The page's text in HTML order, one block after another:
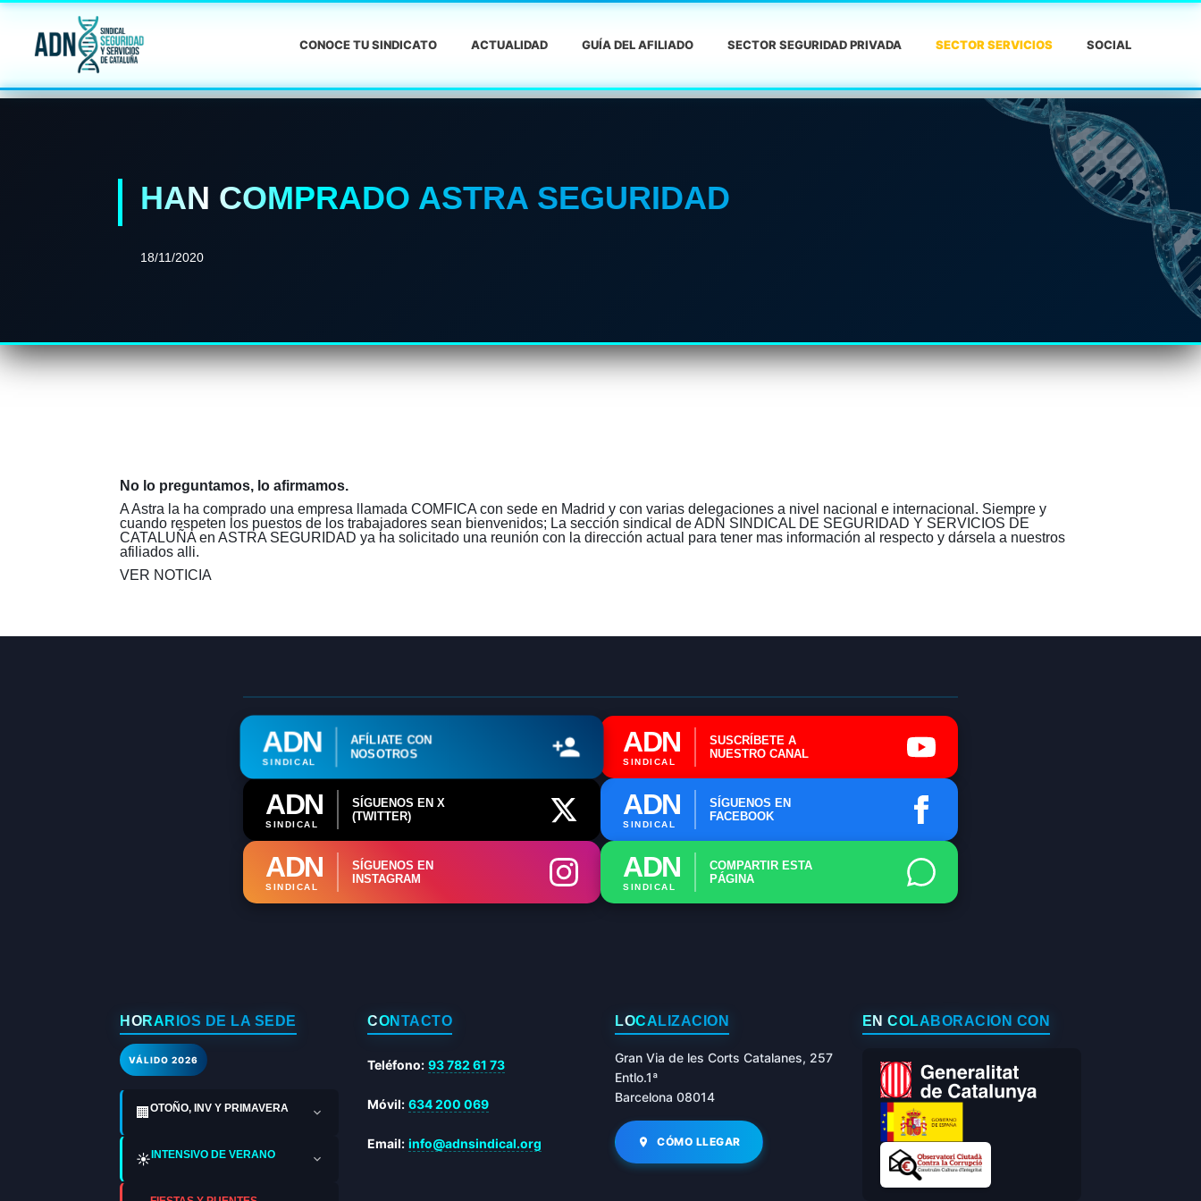
CONOCE TU SINDICATO ACTUALIDAD GUÍA DEL AFILIADO SECTOR SEGURIDAD PRIVADA SECTOR SERVICIOS SOCIAL
HAN COMPRADO ASTRA SEGURIDAD
18/11/2020
No lo preguntamos, lo afirmamos.
A Astra la ha comprado una empresa llamada COMFICA con sede en Madrid y con varias delegaciones a nivel nacional e internacional. Siempre y
cuando respeten los puestos de los trabajadores sean bienvenidos; La sección sindical de ADN SINDICAL DE SEGURIDAD Y SERVICIOS DE
CATALUÑA en ASTRA SEGURIDAD ya ha solicitado una reunión con la dirección actual para tener mas información al respecto y dársela a nuestros
afiliados alli.
VER NOTICIA
ADN
SINDICAL
AFÍLIATE CON
NOSOTROS
ADN
SINDICAL
SUSCRÍBETE A
NUESTRO CANAL
ADN
SINDICAL
SÍGUENOS EN X
(TWITTER)
ADN
SINDICAL
SÍGUENOS EN
FACEBOOK
ADN
SINDICAL
SÍGUENOS EN
INSTAGRAM
ADN
SINDICAL
COMPARTIR ESTA
PÁGINA
HORARIOS DE LA SEDE
VÁLIDO 2026
🏢OTOÑO, INV Y PRIMAVERA
☀️INTENSIVO DE VERANO
CONTACTO
Teléfono: 93 782 61 73
Móvil: 634 200 069
Email: info@adnsindical.org
LOCALIZACIÓN
Gran Via de les Corts Catalanes, 257
Entlo.1ª
Barcelona 08014
CÓMO LLEGAR
EN COLABORACIÓN CON
ℹ️ Consulta General a Sede (Email)
⚖️ Dpto. Jurídico y Abogados (Email)
🤖 Dudas Rápidas del Convenio (IA)
📊 Herramienta: Tabla Salarial PDF
📄 Herramienta: Generador Plantillas